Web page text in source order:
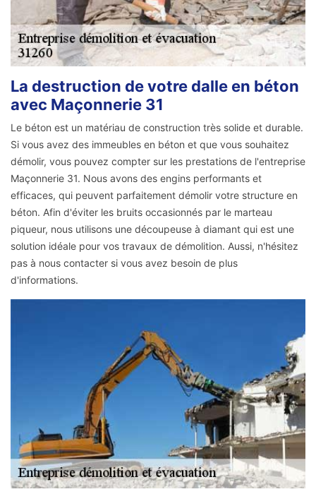
La destruction de votre dalle en béton
avec Maçonnerie 31
Le béton est un matériau de construction très solide et durable.
Si vous avez des immeubles en béton et que vous souhaitez
démolir, vous pouvez compter sur les prestations de l'entreprise
Maçonnerie 31. Nous avons des engins performants et
efficaces, qui peuvent parfaitement démolir votre structure en
béton. Afin d'éviter les bruits occasionnés par le marteau
piqueur, nous utilisons une découpeuse à diamant qui est une
solution idéale pour vos travaux de démolition. Aussi, n'hésitez
pas à nous contacter si vous avez besoin de plus
d'informations.